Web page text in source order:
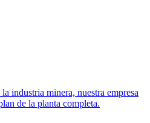
industria minera, nuestra empresa
de la planta completa.